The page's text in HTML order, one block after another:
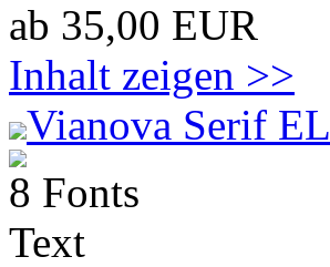
ab 35,00 EUR
Inhalt zeigen >>
Vianova Serif EL
8 Fonts
Text